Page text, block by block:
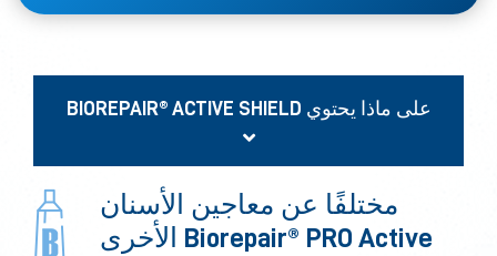
BIOREPAIR® ACTIVE SHIELD على ماذا يحتوي
مختلفًا عن معاجين الأسنان
الأخرى Biorepair® PRO Active